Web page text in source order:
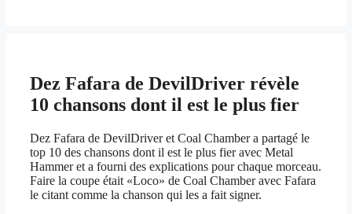
Dez Fafara de DevilDriver révèle
10 chansons dont il est le plus fier
Dez Fafara de DevilDriver et Coal Chamber a partagé le
top 10 des chansons dont il est le plus fier avec Metal
Hammer et a fourni des explications pour chaque morceau.
Faire la coupe était «Loco» de Coal Chamber avec Fafara
le citant comme la chanson qui les a fait signer.